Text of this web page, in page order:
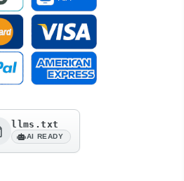
llms.txt
AI READY